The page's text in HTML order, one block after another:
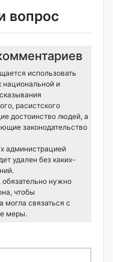
вопрос
использовать
национальной и
расистского
достоинство людей, а
законодательство
администрацией
удален без каких-
обязательно нужно
чтобы
могла связаться с
меры.